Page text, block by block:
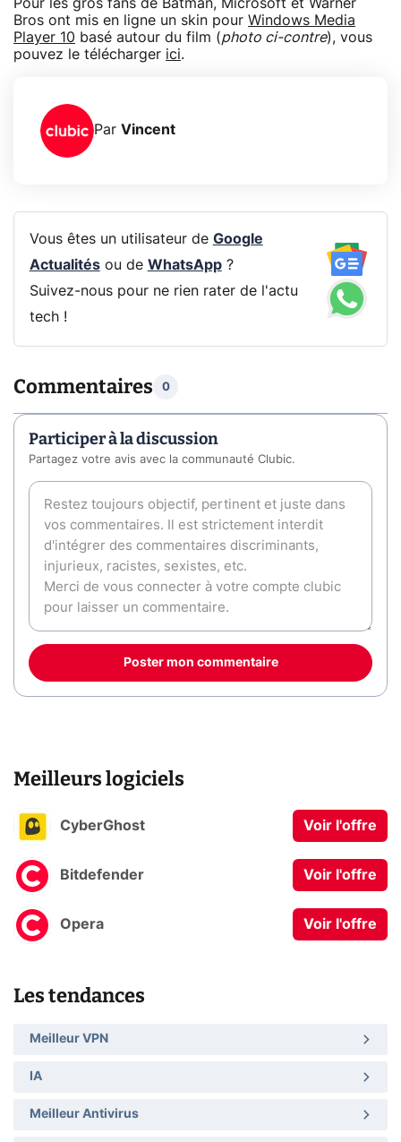
Pour les gros fans de Batman, Microsoft et Warner
Bros ont mis en ligne un skin pour Windows Media
Player 10 basé autour du film (photo ci-contre), vous
pouvez le télécharger ici.
Par Vincent
Vous êtes un utilisateur de Google
Actualitésou de WhatsApp?
Suivez-nous pour ne rien rater de l'actu
tech !
Commentaires 0
Participer à la discussion
Partagez votre avis avec la communauté Clubic.
Poster mon commentaire
Meilleurs logiciels
CyberGhost Voir l'offre
Bitdefender Voir l'offre
Opera Voir l'offre
Les tendances
Meilleur VPN
IA
Meilleur Antivirus